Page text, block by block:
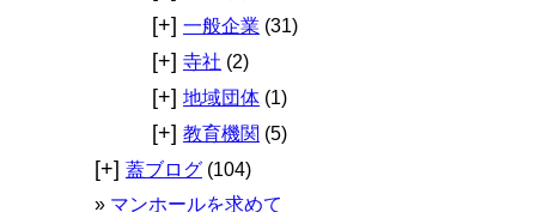
[+] 一般企業 (31)
[+] 寺社 (2)
[+] 地域団体 (1)
[+] 教育機関 (5)
[+] 蓋ブログ (104)
マンホールを求めて